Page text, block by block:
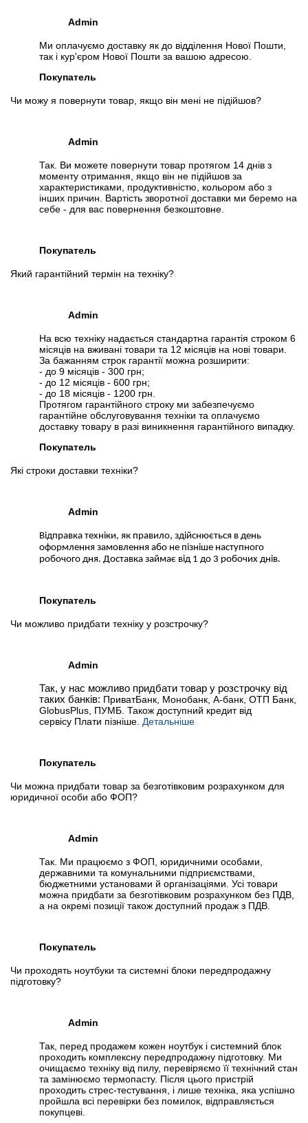
Admin
Ми оплачуємо доставку як до відділення Нової Пошти,
так і кур'єром Нової Пошти за вашою адресою.
Покупатель
Чи можу я повернути товар, якщо він мені не підійшов?
Admin
Так. Ви можете повернути товар протягом 14 днів з
моменту отримання, якщо він не підійшов за
характеристиками, продуктивністю, кольором або з
інших причин. Вартість зворотної доставки ми беремо на
себе - для вас повернення безкоштовне.
Покупатель
Який гарантійний термін на техніку?
Admin
На всю техніку надається стандартна гарантія строком 6
місяців на вживані товари та 12 місяців на нові товари.
За бажанням строк гарантії можна розширити:
- до 9 місяців - 300 грн;
- до 12 місяців - 600 грн;
- до 18 місяців - 1200 грн.
Протягом гарантійного строку ми забезпечуємо
гарантійне обслуговування техніки та оплачуємо
доставку товару в разі виникнення гарантійного випадку.
Покупатель
Які строки доставки техніки?
Admin
Відправка техніки, як правило, здійснюється в день
оформлення замовлення або не пізніше наступного
робочого дня. Доставка займає від 1 до 3 робочих днів.
Покупатель
Чи можливо придбати техніку у розстрочку?
Admin
Так, у нас можливо придбати товар у розстрочку від
таких банків: ПриватБанк, Монобанк, А-банк, ОТП Банк,
GlobusPlus, ПУМБ. Також доступний кредит від
сервісу Плати пізніше. Детальніше
Покупатель
Чи можна придбати товар за безготівковим розрахунком для
юридичної особи або ФОП?
Admin
Так. Ми працюємо з ФОП, юридичними особами,
державними та комунальними підприємствами,
бюджетними установами й організаціями. Усі товари
можна придбати за безготівковим розрахунком без ПДВ,
а на окремі позиції також доступний продаж з ПДВ.
Покупатель
Чи проходять ноутбуки та системні блоки передпродажну
підготовку?
Admin
Так, перед продажем кожен ноутбук і системний блок
проходить комплексну передпродажну підготовку. Ми
очищаємо техніку від пилу, перевіряємо її технічний стан
та замінюємо термопасту. Після цього пристрій
проходить стрес-тестування, і лише техніка, яка успішно
пройшла всі перевірки без помилок, відправляється
покупцеві.